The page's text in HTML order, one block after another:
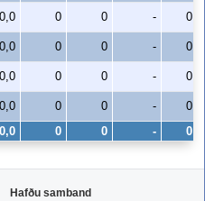
0,0 0 0 -
0
0,0 0 0 -
0
0,0 0 0 -
0
0,0 0 0 - 0
0,0 0 0 - 0
Hafðu samband